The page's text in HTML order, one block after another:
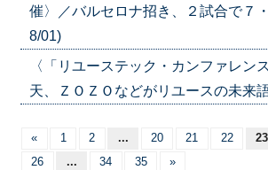
催〉／バルセロナ招き、２試合で７
8/01)
〈「リユーステック・カンファレン
天、ＺＯＺＯなどがリユースの未来
« 1 2 ... 20 21 22 23
26
... 34 35 »